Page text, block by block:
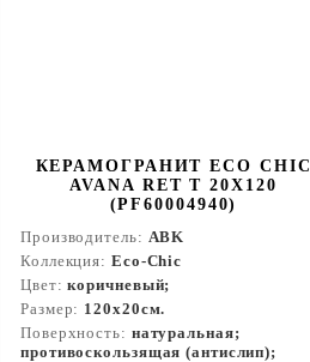
КЕРАМОГРАНИТ ECO CHIC
AVANA RET T 20X120
(PF60004940)
Производитель: ABK
Коллекция: Eco-Chic
Цвет:коричневый;
Размер: 120x20см.
Поверхность: натуральная;
противоскользящая (антислип);